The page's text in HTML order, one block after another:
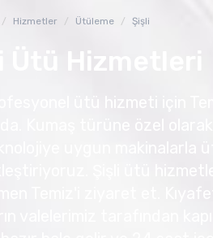
Hizmetler Ütüleme Şişli